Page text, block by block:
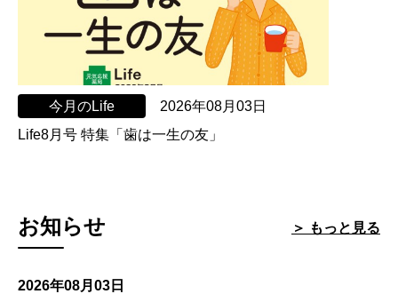
今月のLife
2026年08月03日
Life8月号 特集「歯は一生の友」
お知らせ
2026年08月03日
＞ もっと見る